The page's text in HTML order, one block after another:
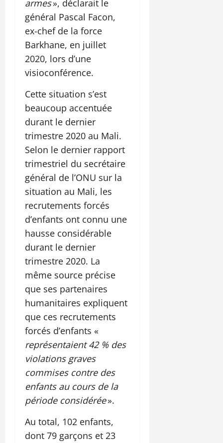
armes», déclarait le
général Pascal Facon,
ex-chef de la force
Barkhane, en juillet
2020, lors d’une
visioconférence.
Cette situation s’est
beaucoup accentuée
durant le dernier
trimestre 2020 au Mali.
Selon le dernier rapport
trimestriel du secrétaire
général de l’ONU sur la
situation au Mali, les
recrutements forcés
d’enfants ont connu une
hausse considérable
durant le dernier
trimestre 2020. La
même source précise
que ses partenaires
humanitaires expliquent
que ces recrutements
forcés d’enfants «
représentaient 42 % des
violations graves
commises contre des
enfants au cours de la
période considérée».
Au total, 102 enfants,
dont 79 garçons et 23